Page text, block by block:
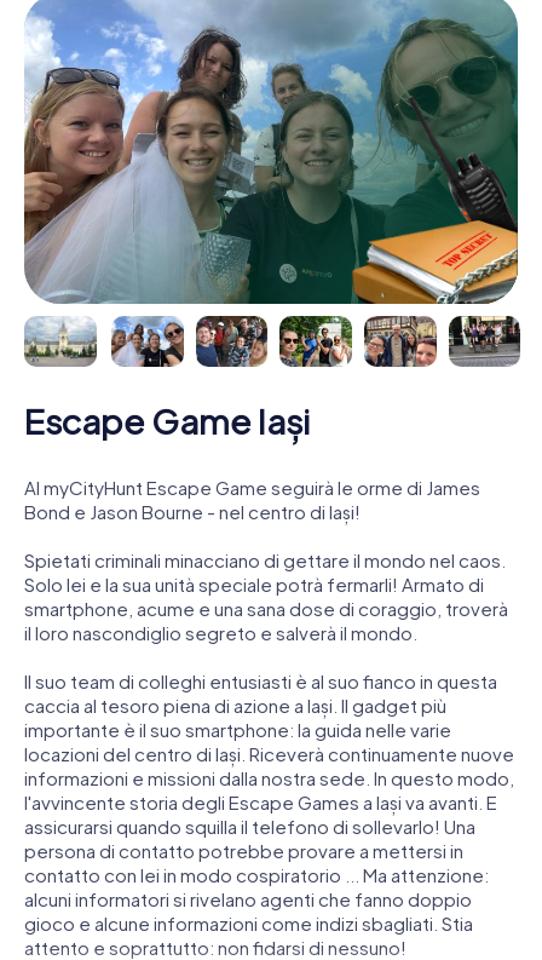
Escape Game Iași
Al myCityHunt Escape Game seguirà le orme di James
Bond e Jason Bourne - nel centro di Iași!
Spietati criminali minacciano di gettare il mondo nel caos.
Solo lei e la sua unità speciale potrà fermarli! Armato di
smartphone, acume e una sana dose di coraggio, troverà
il loro nascondiglio segreto e salverà il mondo.
Il suo team di colleghi entusiasti è al suo fianco in questa
caccia al tesoro piena di azione a Iași. Il gadget più
importante è il suo smartphone: la guida nelle varie
locazioni del centro di Iași. Riceverà continuamente nuove
informazioni e missioni dalla nostra sede. In questo modo,
l'avvincente storia degli Escape Games a Iași va avanti. E
assicurarsi quando squilla il telefono di sollevarlo! Una
persona di contatto potrebbe provare a mettersi in
contatto con lei in modo cospiratorio ... Ma attenzione:
alcuni informatori si rivelano agenti che fanno doppio
gioco e alcune informazioni come indizi sbagliati. Stia
attento e soprattutto: non fidarsi di nessuno!